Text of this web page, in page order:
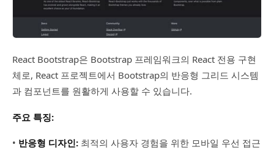
React Bootstrap은 Bootstrap 프레임워크의 React 전용 구현
체로, React 프로젝트에서 Bootstrap의 반응형 그리드 시스템
과 컴포넌트를 원활하게 사용할 수 있습니다.
주요 특징:
• 반응형 디자인: 최적의 사용자 경험을 위한 모바일 우선 접근